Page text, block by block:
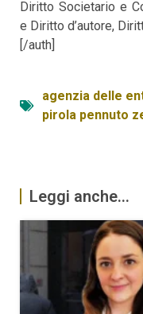
Diritto Societario e
e Diritto d’autore,
[/auth]
agenzia delle
pirola pennuto
Leggi anche...